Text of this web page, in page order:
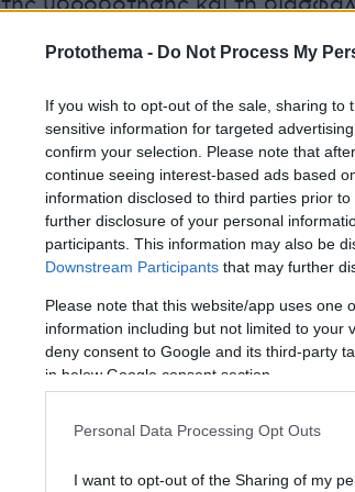
Protothema - Do Not Process My
If you wish to opt-out of the sale, sharing
sensitive information for targeted
confirm your selection. Please note that
continue seeing interest-based ads based
information disclosed to third parties prior
further disclosure of your personal
participants. This information may also be
Downstream Participants that may further
Please note that this website/app uses one
information including but not limited to your
deny consent to Google and its third-party
in below Google consent section.
Personal Data Processing Opt Outs
I want to opt-out of the Sharing of my
προβλέπεται η ενεργοποίηση
παρεμβάσεων για την
λειψυδρίας.